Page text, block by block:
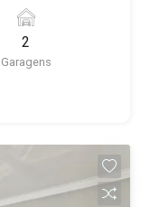
você: -
e ar-
-
- Alto da
2
Garagens